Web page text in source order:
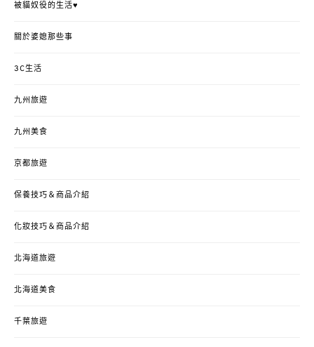
被貓奴役的生活♥
關於婆媳那些事
3C生活
九州旅遊
九州美食
京都旅遊
保養技巧＆商品介紹
化妝技巧＆商品介紹
北海道旅遊
北海道美食
千葉旅遊